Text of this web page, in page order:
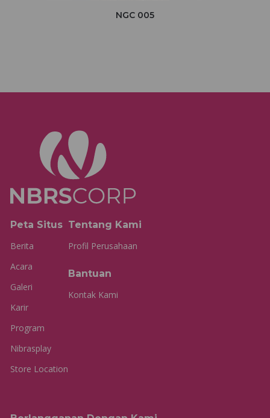
NGC 005
Peta Situs
Berita
Acara
Galeri
Karir
Program
Nibrasplay
Store Location
Tentang Kami
Profil Perusahaan
Bantuan
Kontak Kami